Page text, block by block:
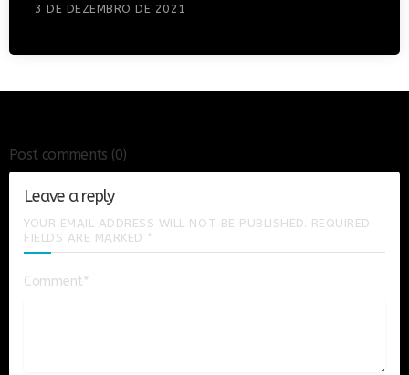
3 DE DEZEMBRO DE 2021
Post comments (0)
Leave a reply
YOUR EMAIL ADDRESS WILL NOT BE PUBLISHED. REQUIRED
FIELDS ARE MARKED *
Comment*